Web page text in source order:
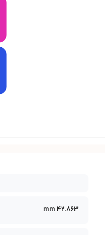
42.863 mm